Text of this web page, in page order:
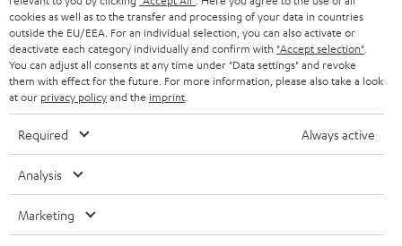
Store Finder
Erlebe unsere Produkte hautnah und lass dich persönlich
im Store beraten.
BIS ZU
45 €
RABATT
cookies as well as to the transfer and processing of your data in countries
outside the EU/EEA. For an individual selection, you can also activate or
deactivate each category individually and confirm with "Accept selection"
You can adjust all consents at any time under "Data settings" and revoke
them with effect for the future. For more information, please also take a look
at our privacy policyand the imprint
Required Always active
Analysis
Marketing